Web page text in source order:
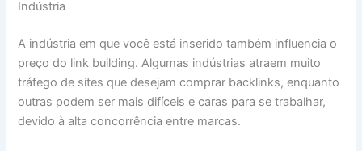
Indústria
A indústria em que você está inserido também influencia o
preço do link building. Algumas indústrias atraem muito
tráfego de sites que desejam comprar backlinks, enquanto
outras podem ser mais difíceis e caras para se trabalhar,
devido à alta concorrência entre marcas.